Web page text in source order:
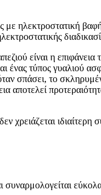
με ηλεκτροστατική
είναι η
ένας τύπος γυαλιού
σπάσει, το
αποτελεί
χρειάζεται
συναρμολογείται